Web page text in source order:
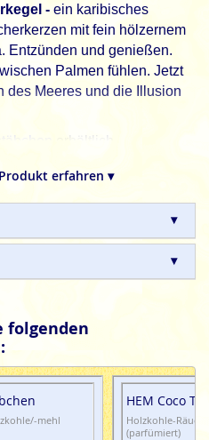
- ein karibisches
mit fein hölzernem
Entzünden und genießen.
Palmen fühlen. Jetzt
des Meeres und die Illusion
des Duftes ein.
tierische, toxische oder
erfahren ▾
folgenden
mehl
HEM Coco
Holzkohle-
(parfümiert)